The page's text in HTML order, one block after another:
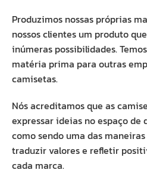
Produzimos nossas próprias
nossos clientes um produto
inúmeras possibilidades.
matéria prima para outras
camisetas.
Nós acreditamos que as
expressar ideias no espaço de
como sendo uma das
traduzir valores e refletir
cada marca.